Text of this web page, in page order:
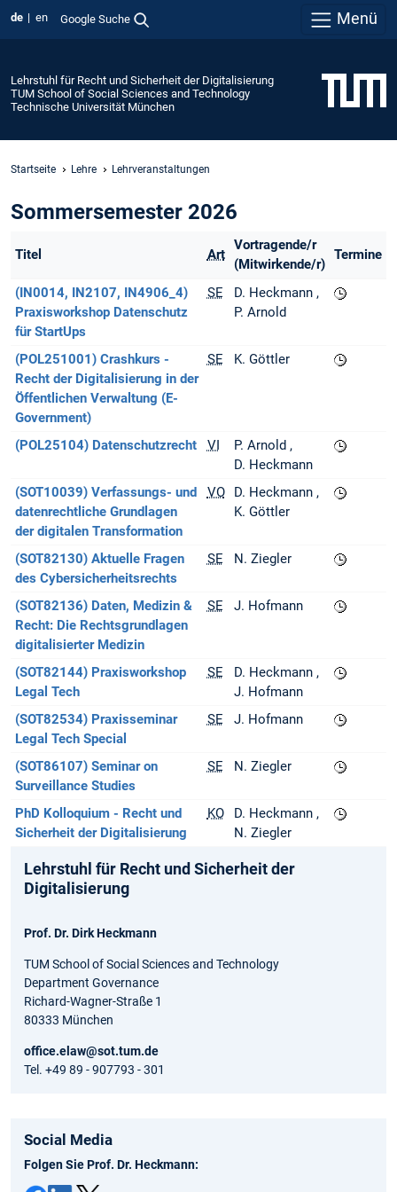
de en Google Suche Menü
Lehrstuhl für Recht und Sicherheit der Digitalisierung
TUM School of Social Sciences and Technology
Technische Universität München
Startseite Lehre Lehrveranstaltungen
Sommersemester 2026
Titel Art
Vortragende/r
(Mitwirkende/r)
Termine
(IN0014, IN2107, IN4906_4)
Praxisworkshop Datenschutz
für StartUps
SE
D. Heckmann
P. Arnold
(POL251001) Crashkurs -
Recht der Digitalisierung in der
Öffentlichen Verwaltung (E-
Government)
SE K. Göttler
(POL25104) Datenschutzrecht VI
P. Arnold
D. Heckmann
(SOT10039) Verfassungs- und
datenrechtliche Grundlagen
der digitalen Transformation
VO
D. Heckmann
K. Göttler
(SOT82130) Aktuelle Fragen
des Cybersicherheitsrechts
SE N. Ziegler
(SOT82136) Daten, Medizin &
Recht: Die Rechtsgrundlagen
digitalisierter Medizin
SE J. Hofmann
(SOT82144) Praxisworkshop
Legal Tech
SE
D. Heckmann
J. Hofmann
(SOT82534) Praxisseminar
Legal Tech Special
SE J. Hofmann
(SOT86107) Seminar on
Surveillance Studies
SE N. Ziegler
PhD Kolloquium - Recht und
Sicherheit der Digitalisierung
KO
D. Heckmann
N. Ziegler
Lehrstuhl für Recht und Sicherheit der
Digitalisierung
Prof. Dr. Dirk Heckmann
TUM School of Social Sciences and Technology
Department Governance
Richard-Wagner-Straße 1
80333 München
office.elaw@sot.tum.de
Tel. +49 89 - 907793 - 301
Social Media
Folgen Sie Prof. Dr. Heckmann: